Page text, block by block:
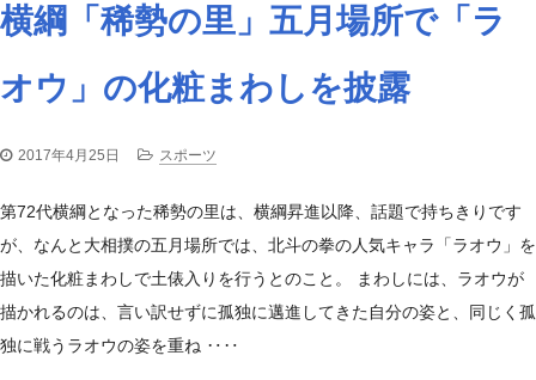
横綱「稀勢の里」五月場所で「ラ
オウ」の化粧まわしを披露
2017年4月25日 スポーツ
第72代横綱となった稀勢の里は、横綱昇進以降、話題で持ちきりです
が、なんと大相撲の五月場所では、北斗の拳の人気キャラ「ラオウ」を
描いた化粧まわしで土俵入りを行うとのこと。 まわしには、ラオウが
描かれるのは、言い訳せずに孤独に邁進してきた自分の姿と、同じく孤
独に戦うラオウの姿を重ね ‥‥